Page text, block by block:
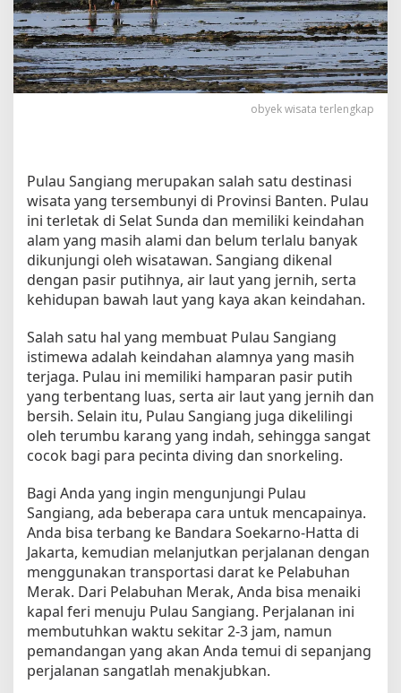
s
a
t
a
d
i
u
S
a
n
g
i
a
u
n
t
u
k
P
e
u
l
a
obyek wisata terlengkap
Pulau Sangiang merupakan salah satu destinasi
wisata yang tersembunyi di Provinsi Banten. Pulau
ini terletak di Selat Sunda dan memiliki keindahan
alam yang masih alami dan belum terlalu banyak
dikunjungi oleh wisatawan. Sangiang dikenal
dengan pasir putihnya, air laut yang jernih, serta
kehidupan bawah laut yang kaya akan keindahan.
Salah satu hal yang membuat Pulau Sangiang
istimewa adalah keindahan alamnya yang masih
terjaga. Pulau ini memiliki hamparan pasir putih
yang terbentang luas, serta air laut yang jernih dan
bersih. Selain itu, Pulau Sangiang juga dikelilingi
oleh terumbu karang yang indah, sehingga sangat
cocok bagi para pecinta diving dan snorkeling.
Bagi Anda yang ingin mengunjungi Pulau
Sangiang, ada beberapa cara untuk mencapainya.
Anda bisa terbang ke Bandara Soekarno-Hatta di
Jakarta, kemudian melanjutkan perjalanan dengan
menggunakan transportasi darat ke Pelabuhan
Merak. Dari Pelabuhan Merak, Anda bisa menaiki
kapal feri menuju Pulau Sangiang. Perjalanan ini
membutuhkan waktu sekitar 2-3 jam, namun
pemandangan yang akan Anda temui di sepanjang
perjalanan sangatlah menakjubkan.